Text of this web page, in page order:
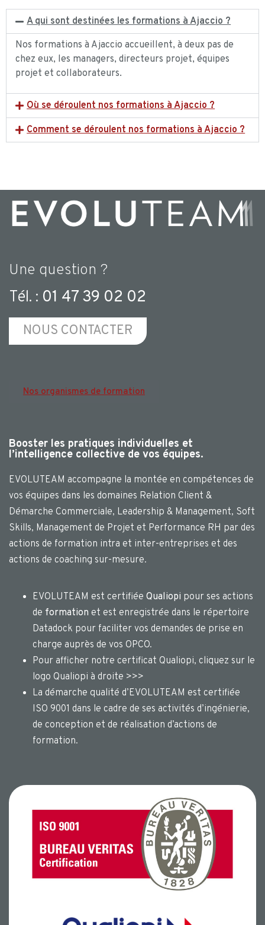
A qui sont destinées les formations à Ajaccio ?
Nos formations à Ajaccio accueillent, à deux pas de
chez eux, les managers, directeurs projet, équipes
projet et collaborateurs.
Où se déroulent nos formations à Ajaccio ?
Comment se déroulent nos formations à Ajaccio ?
Une question ?
Tél. : 01 47 39 02 02
NOUS CONTACTER
Nos organismes de formation
Booster les pratiques individuelles et
l’intelligence collective de vos équipes.
EVOLUTEAM accompagne la montée en compétences de
vos équipes dans les domaines Relation Client &
Démarche Commerciale, Leadership & Management, Soft
Skills, Management de Projet et Performance RH par des
actions de formation intra et inter-entreprises et des
actions de coaching sur-mesure.
EVOLUTEAM est certifiée Qualiopi pour ses actions
de formation et est enregistrée dans le répertoire
Datadock pour faciliter vos demandes de prise en
charge auprès de vos OPCO.
Pour afficher notre certificat Qualiopi, cliquez sur le
logo Qualiopi à droite >>>
La démarche qualité d’EVOLUTEAM est certifiée
ISO 9001 dans le cadre de ses activités d’ingénierie,
de conception et de réalisation d’actions de
formation.